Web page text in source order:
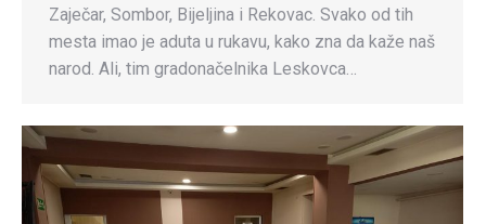
Zaječar, Sombor, Bijeljina i Rekovac. Svako od tih
mesta imao je aduta u rukavu, kako zna da kaže naš
narod. Ali, tim gradonačelnika Leskovca…